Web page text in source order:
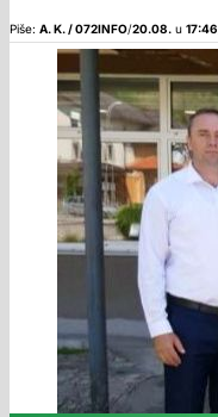
Piše: A. K. / 072INFO/20.08. u 17:46